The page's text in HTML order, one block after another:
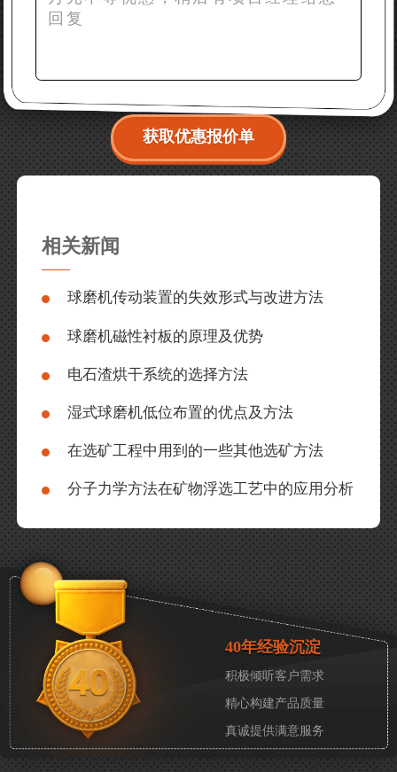
获取优惠报价单
相关新闻
球磨机传动装置的失效形式与改进方法
球磨机磁性衬板的原理及优势
电石渣烘干系统的选择方法
湿式球磨机低位布置的优点及方法
在选矿工程中用到的一些其他选矿方法
分子力学方法在矿物浮选工艺中的应用分析
40年经验沉淀
积极倾听客户需求
精心构建产品质量
真诚提供满意服务